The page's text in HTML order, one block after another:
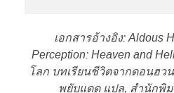
เอกสารอ้างอิง: Aldous
Perception: Heaven and
โลก บทเรียนชีวิตจากดอนฮว
พยับแดด แปล, สำนักพิม